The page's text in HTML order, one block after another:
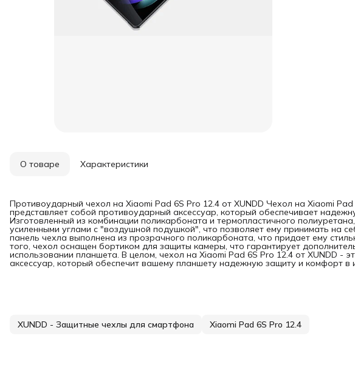
О товаре Характеристики
Противоударный чехол на Xiaomi Pad 6S Pro 12.4 от XUNDD Чехол на Xiaomi Pad
представляет собой противоударный аксессуар, который обеспечивает
Изготовленный из комбинации поликарбоната и термопластичного
усиленными углами с "воздушной подушкой", что позволяет ему принимать на
панель чехла выполнена из прозрачного поликарбоната, что придает ему
того, чехол оснащен бортиком для защиты камеры, что гарантирует
использовании планшета. В целом, чехол на Xiaomi Pad 6S Pro 12.4 от XUNDD -
аксессуар, который обеспечит вашему планшету надежную защиту и комфорт в
XUNDD - Защитные чехлы для смартфона Xiaomi Pad 6S Pro 12.4